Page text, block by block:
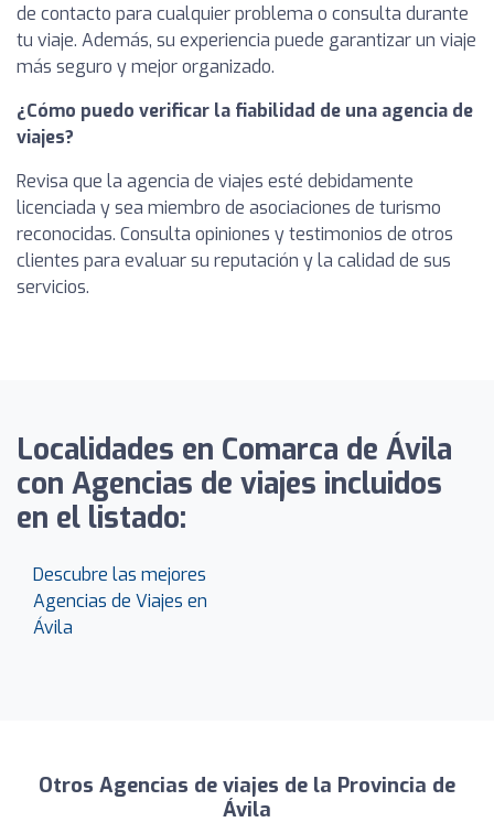
de contacto para cualquier problema o consulta durante
tu viaje. Además, su experiencia puede garantizar un viaje
más seguro y mejor organizado.
¿Cómo puedo verificar la fiabilidad de una agencia de
viajes?
Revisa que la agencia de viajes esté debidamente
licenciada y sea miembro de asociaciones de turismo
reconocidas. Consulta opiniones y testimonios de otros
clientes para evaluar su reputación y la calidad de sus
servicios.
Localidades en Comarca de Ávila
con Agencias de viajes incluidos
en el listado:
Descubre las mejores
Agencias de Viajes en
Ávila
Otros Agencias de viajes de la Provincia de
Ávila